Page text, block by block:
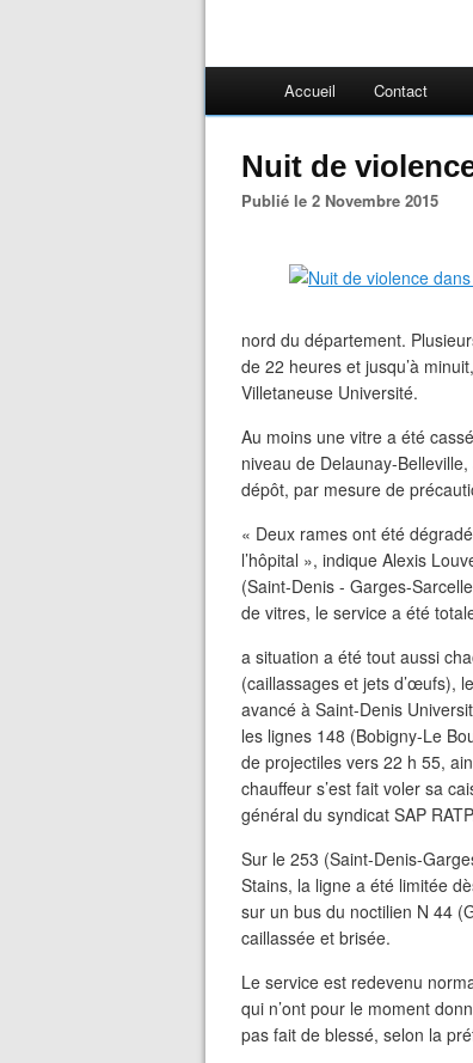
Accueil Contact
Nuit de
Publié le 2 Novembre 2015
nord du département.
de 22 heures et jusqu’à
Villetaneuse Université.
Au moins une vitre a été
niveau de Delaunay-
dépôt, par mesure de
« Deux rames ont été
l’hôpital », indique Alexis
(Saint-Denis - Garges-
de vitres, le service a été
a situation a été tout aussi
(caillassages et jets d’œufs),
avancé à Saint-Denis
les lignes 148 (Bobigny-Le
de projectiles vers 22 h 55,
chauffeur s’est fait voler sa
général du syndicat SAP
Sur le 253 (Saint-Denis-
Stains, la ligne a été limitée
sur un bus du noctilien N 44
caillassée et brisée.
Le service est redevenu
qui n’ont pour le moment
pas fait de blessé, selon la